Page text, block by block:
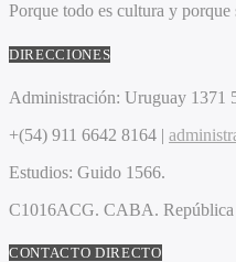
Porque todo es cultura y porque
DIRECCIONES
Administración: Uruguay 1371
+(54) 911 6642 8164 |
Estudios: Guido 1566.
C1016ACG. CABA.
CONTACTO DIRECTO